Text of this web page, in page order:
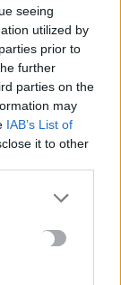
seeing
utilized by
prior to
further
parties on the
may
IAB’s List of
it to other
– Πού η